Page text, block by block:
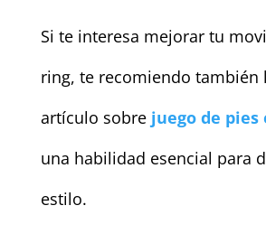
Si te interesa mejorar tu
ring, te recomiendo también
artículo sobre juego de pies
una habilidad esencial para
estilo.